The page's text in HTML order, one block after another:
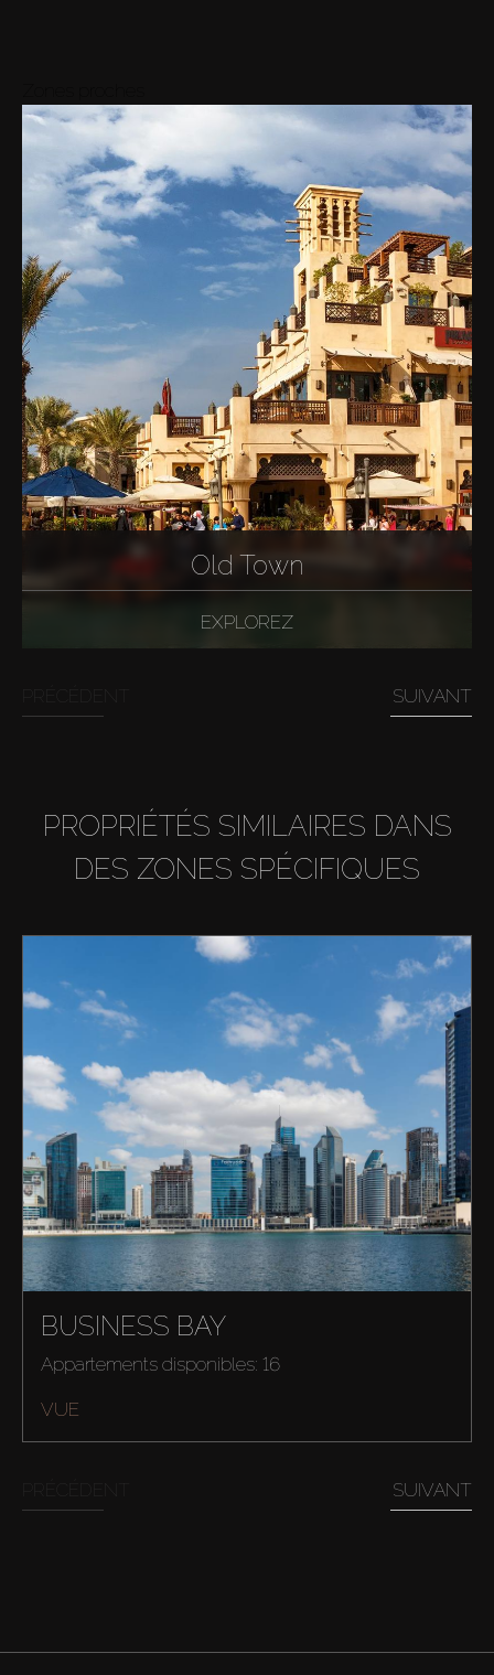
Old Town
EXPLOREZ
SUIVANT
PROPRIÉTÉS SIMILAIRES DANS
DES ZONES SPÉCIFIQUES
BUSINESS BAY
Appartements disponibles: 16
VUE
SUIVANT